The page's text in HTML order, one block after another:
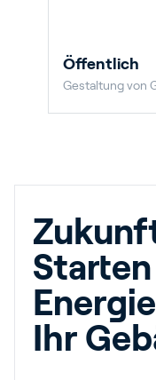
Öffentlich
Gestaltung von
Starten
Ihr